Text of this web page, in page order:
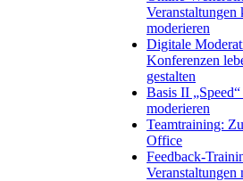
Veranstaltungen
moderieren
Digitale
Konferenzen
gestalten
Basis II
moderieren
Teamtraining:
Office
Feedback-
Veranstaltungen